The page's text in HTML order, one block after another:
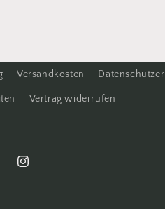
Versandkosten
Vertrag widerrufen
Instagram